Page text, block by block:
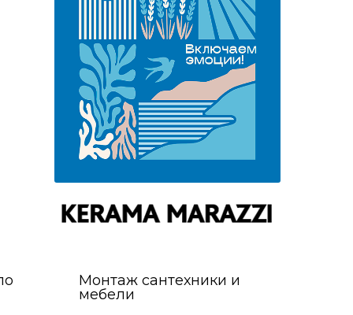
Монтаж сантехники и
мебели